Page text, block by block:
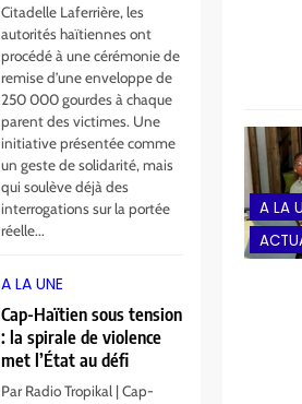
Citadelle Laferrière, les
autorités haïtiennes ont
procédé à une cérémonie de
remise d’une enveloppe de
250 000 gourdes à chaque
parent des victimes. Une
initiative présentée comme
un geste de solidarité, mais
qui soulève déjà des
interrogations sur la portée
réelle...
A LA UNE
Cap-Haïtien sous tension
: la spirale de violence
met l’État au défi
Par Radio Tropikal | Cap-
Cap-Haïtien : Me
par balles dans une
attaque armée
A LA UNE
Haïti décrète trois
jours de deuil national
A LA